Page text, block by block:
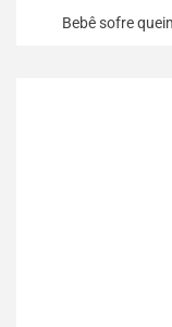
Bebê sofre